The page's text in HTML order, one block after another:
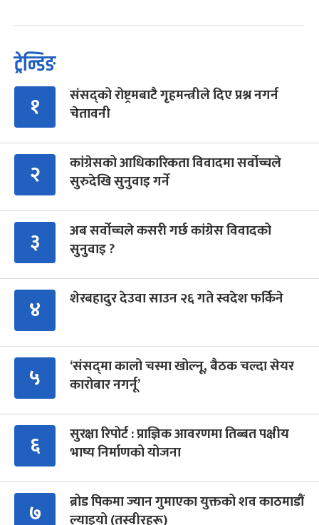
ट्रेन्डिङ
१
संसद्को रोष्ट्रमबाटै गृहमन्त्रीले दिए प्रश्न नगर्न
चेतावनी
२
कांग्रेसको आधिकारिकता विवादमा सर्वोच्चले
सुरुदेखि सुनुवाइ गर्ने
३
अब सर्वोच्चले कसरी गर्छ कांग्रेस विवादको
सुनुवाइ ?
४ शेरबहादुर देउवा साउन २६ गते स्वदेश फर्किने
५
‘संसद्‍मा कालो चस्मा खोल्नू, बैठक चल्दा सेयर
कारोबार नगर्नू’
६
सुरक्षा रिपोर्ट : प्राज्ञिक आवरणमा तिब्बत पक्षीय
भाष्य निर्माणको योजना
७
ब्रोड पिकमा ज्यान गुमाएका युक्तको शव काठमाडौं
ल्याइयो (तस्वीरहरू)